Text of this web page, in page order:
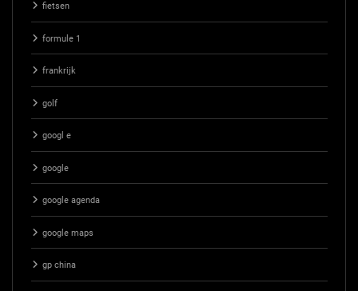
fietsen
formule 1
frankrijk
golf
googl e
google
google agenda
google maps
gp china